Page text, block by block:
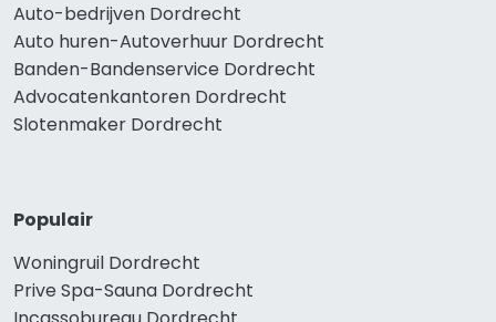
Auto-bedrijven Dordrecht
Auto huren-Autoverhuur Dordrecht
Banden-Bandenservice Dordrecht
Advocatenkantoren Dordrecht
Slotenmaker Dordrecht
Populair
Woningruil Dordrecht
Prive Spa-Sauna Dordrecht